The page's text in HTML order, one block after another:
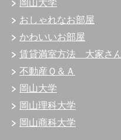
岡山大学
おしゃれなお部屋
かわいいお部屋
賃貸満室方法 大家さ
不動産Ｑ＆Ａ
岡山大学
岡山理科大学
岡山商科大学